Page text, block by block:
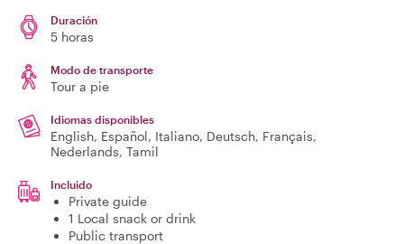
Duración
5 horas
Modo de transporte
Tour a pie
Idiomas disponibles
English, Español, Italiano, Deutsch, Français,
Nederlands, Tamil
Incluido
Private guide
1 Local snack or drink
Public transport